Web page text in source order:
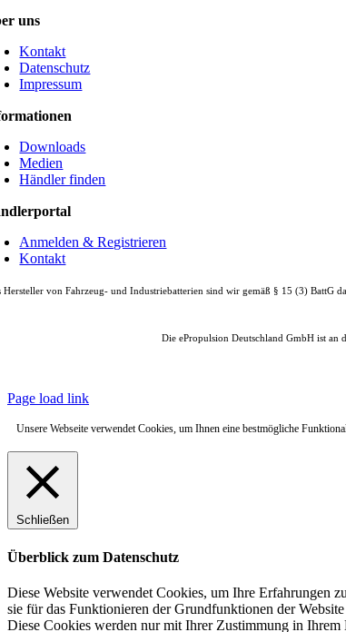
uns
Kontakt
Datenschutz
Impressum
Downloads
Medien
Händler finden
Anmelden & Registrieren
Kontakt
Hersteller von Fahrzeug- und Industriebatterien sind wir gemäß § 15 (3) BattG
Die ePropulsion Deutschland GmbH ist an
Page load link
Unsere Webseite verwendet Cookies, um Ihnen eine bestmögliche
Schließen
Überblick zum Datenschutz
Diese Website verwendet Cookies, um Ihre Erfahrungen
sie für das Funktionieren der Grundfunktionen der
Diese Cookies werden nur mit Ihrer Zustimmung in Ihrem